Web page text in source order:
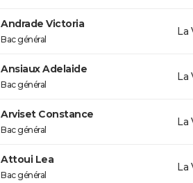
Andrade Victoria
Bac général
La
Ansiaux Adelaide
Bac général
La
Arviset Constance
Bac général
La
Attoui Lea
Bac général
La